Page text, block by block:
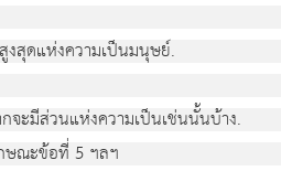
สุดแห่งความเป็นมนุษย์.
จะมีส่วนแห่งความเป็นเช่นนั้นบ้าง.
ษณะข้อที่ 5 ฯลฯ